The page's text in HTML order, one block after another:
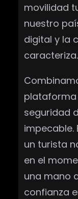
movilidad
nuestro
digital y la
caracteriza.
plataforma
seguridad
impecable.
un turista
en el
una mano
confianza